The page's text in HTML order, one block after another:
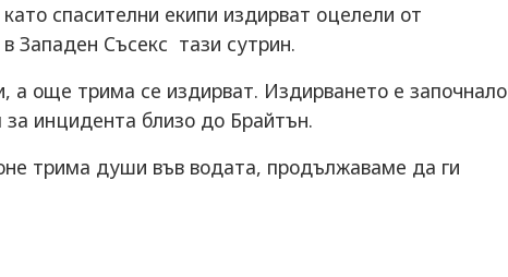
спасителни екипи издирват оцелели от
Западен Съсекс тази сутрин.
а още трима се издирват. Издирването е започнало
за инцидента близо до Брайтън.
трима души във водата, продължаваме да ги